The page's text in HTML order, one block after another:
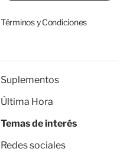
Términos y Condiciones
Suplementos
Última Hora
Temas de interés
Redes sociales